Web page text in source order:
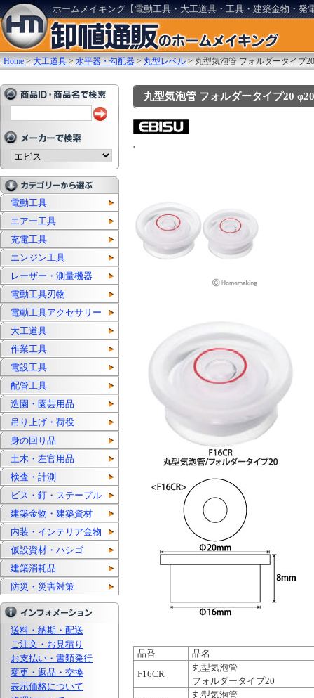
ホームメイキング【電動工具・大工道具・工具・建築金物・発
Home >大工道具 >水平器・勾配器 >丸型レベル >丸型気泡管 フォルダータイプ
電動工具
エアー工具
充電工具
エンジン工具
レーザー・測量機器
電動工具刃物
電動工具アクセサリー
大工道具
作業工具
電設工具
配管工具
造園・園芸用品
吊り上げ・荷役
身の回り品
土木・左官用品
検査・計測
ビス・釘・ステープル
建築金物・建築資材
内装・インテリア金物
仮設資材・ハシゴ
建築消耗品
防災・災害対策
送料・納期・配送
ご注文・お見積り
お支払い・書類発行
変更・返品・交換
表示価格について
丸型気泡管 フォルダータイプ20
'
品番
品名
F16CR
丸型気泡管
フォルダータイプ20
丸型気泡管